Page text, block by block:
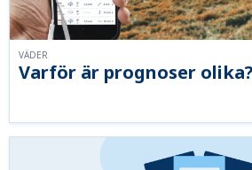
Varför är prognoser olika?
VÄDER